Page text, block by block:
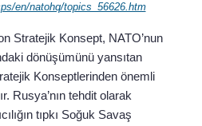
en/natohq/topics_56626.htm
Stratejik Konsept, NATO’nun
dönüşümünü yansıtan
Konseptlerinden önemli
Rusya’nın tehdit olarak
tıpkı Soğuk Savaş